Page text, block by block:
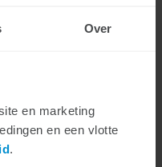
Over
en marketing
en een vlotte
uitrollen van
ook wel
zijn
maar liefst 10